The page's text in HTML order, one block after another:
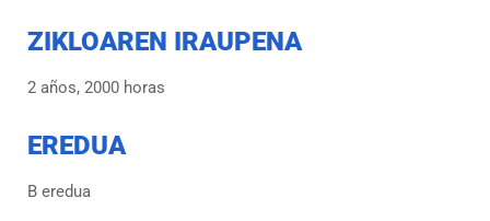
ZIKLOAREN IRAUPENA
2 años, 2000 horas
EREDUA
B eredua